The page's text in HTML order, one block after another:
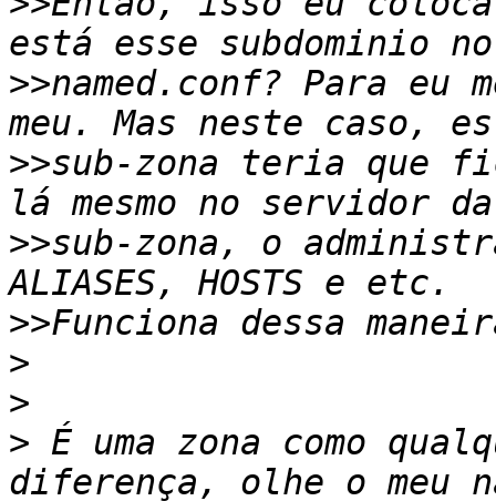
>>named.conf? Para eu
>>sub-zona teria que
>>sub-zona, o
>>
>
>
> É uma zona como